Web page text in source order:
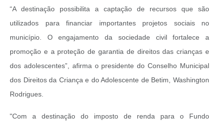
“A destinação possibilita a captação de recursos que são
utilizados para financiar importantes projetos sociais no
município. O engajamento da sociedade civil fortalece a
promoção e a proteção de garantia de direitos das crianças e
dos adolescentes”, afirma o presidente do Conselho Municipal
dos Direitos da Criança e do Adolescente de Betim, Washington
Rodrigues.
"Com a destinação do imposto de renda para o Fundo